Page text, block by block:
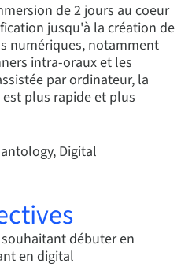
de 2 jours au coeur
jusqu'à la création de
numériques, notamment
intra-oraux et les
par ordinateur, la
plus rapide et plus
Digital
débuter en
en digital